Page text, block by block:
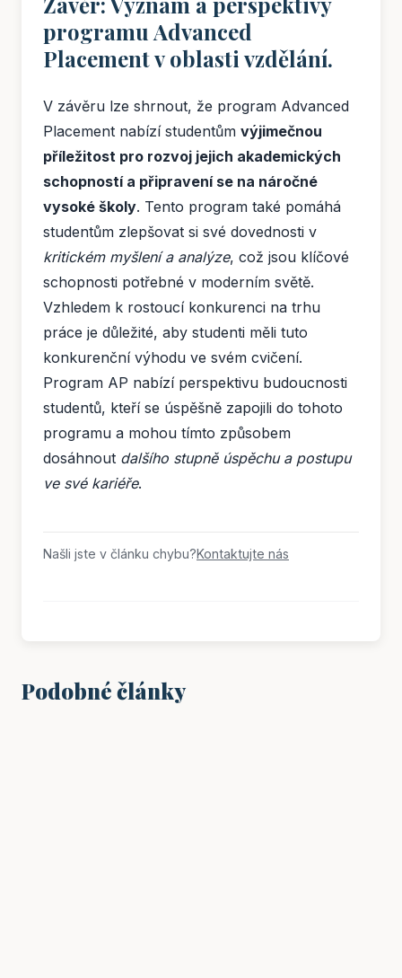
programu Advanced
Placement v oblasti vzdělání.
V závěru lze shrnout, že program Advanced
Placement nabízí studentům výjimečnou
příležitost pro rozvoj jejich akademických
schopností a připravení se na náročné
vysoké školy. Tento program také pomáhá
studentům zlepšovat si své dovednosti v
kritickém myšlení a analýze, což jsou klíčové
schopnosti potřebné v moderním světě.
Vzhledem k rostoucí konkurenci na trhu
práce je důležité, aby studenti měli tuto
konkurenční výhodu ve svém cvičení.
Program AP nabízí perspektivu budoucnosti
studentů, kteří se úspěšně zapojili do tohoto
programu a mohou tímto způsobem
dosáhnout dalšího stupně úspěchu a postupu
ve své kariéře.
Našli jste v článku chybu?Kontaktujte nás
Podobné články